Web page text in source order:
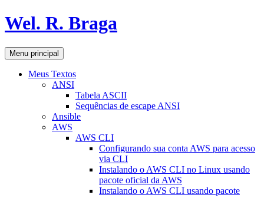
Pular
para
conteúdo
Wel. R. Braga
Pesquisar
Menu principal
Meus Textos
ANSI
Tabela ASCII
Sequências de escape ANSI
Ansible
AWS
AWS CLI
Configurando sua conta AWS para acesso
via CLI
Instalando o AWS CLI no Linux usando
pacote oficial da AWS
Instalando o AWS CLI usando pacote